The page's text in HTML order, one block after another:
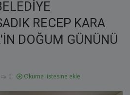
RECEP KARA
DOĞUM GÜNÜNÜ
0 Okuma listesine ekle